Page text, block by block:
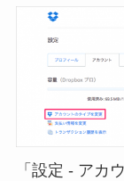
「設定 - アカ